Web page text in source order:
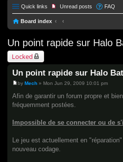
Quick links Unread posts FAQ
Board index
Un point rapide sur Halo
Locked
Un point rapide sur Halo
P
o
s
t
by Mech » Mon Jun 29, 2009 10:01 pm
Afin de garantir un forum propre et
fréquemment postées.
Impossible de se connecter ou de
Le jeu est actuellement en
nouveau codage.